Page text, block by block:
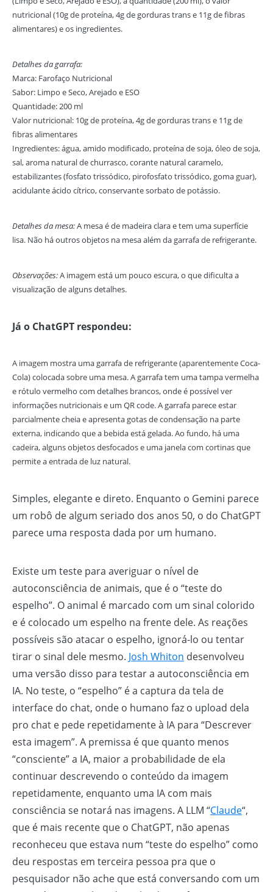
nutricional (10g de proteína, 4g de gorduras trans e 11g de fibras
alimentares) e os ingredientes.
Detalhes da garrafa:
Marca: Farofaço Nutricional
Sabor: Limpo e Seco, Arejado e ESO
Quantidade: 200 ml
Valor nutricional: 10g de proteína, 4g de gorduras trans e 11g de
fibras alimentares
Ingredientes: água, amido modificado, proteína de soja, óleo de soja,
sal, aroma natural de churrasco, corante natural caramelo,
estabilizantes (fosfato trissódico, pirofosfato trissódico, goma guar),
acidulante ácido cítrico, conservante sorbato de potássio.
Detalhes da mesa:A mesa é de madeira clara e tem uma superfície
lisa. Não há outros objetos na mesa além da garrafa de refrigerante.
Observações:A imagem está um pouco escura, o que dificulta a
visualização de alguns detalhes.
Já o ChatGPT respondeu:
A imagem mostra uma garrafa de refrigerante (aparentemente Coca-
Cola) colocada sobre uma mesa. A garrafa tem uma tampa vermelha
e rótulo vermelho com detalhes brancos, onde é possível ver
informações nutricionais e um QR code. A garrafa parece estar
parcialmente cheia e apresenta gotas de condensação na parte
externa, indicando que a bebida está gelada. Ao fundo, há uma
cadeira, alguns objetos desfocados e uma janela com cortinas que
permite a entrada de luz natural.
Simples, elegante e direto. Enquanto o Gemini parece
um robô de algum seriado dos anos 50, o do ChatGPT
parece uma resposta dada por um humano.
Existe um teste para averiguar o nível de
autoconsciência de animais, que é o “teste do
espelho”. O animal é marcado com um sinal colorido
e é colocado um espelho na frente dele. As reações
possíveis são atacar o espelho, ignorá-lo ou tentar
tirar o sinal dele mesmo. Josh Whiton desenvolveu
uma versão disso para testar a autoconsciência em
IA. No teste, o “espelho” é a captura da tela de
interface do chat, onde o humano faz o upload dela
pro chat e pede repetidamente à IA para “Descrever
esta imagem”. A premissa é que quanto menos
“consciente” a IA, maior a probabilidade de ela
continuar descrevendo o conteúdo da imagem
repetidamente, enquanto uma IA com mais
consciência se notará nas imagens. A LLM “Claude“,
que é mais recente que o ChatGPT, não apenas
reconheceu que estava num “teste do espelho” como
deu respostas em terceira pessoa pra que o
pesquisador não ache que está conversando com um